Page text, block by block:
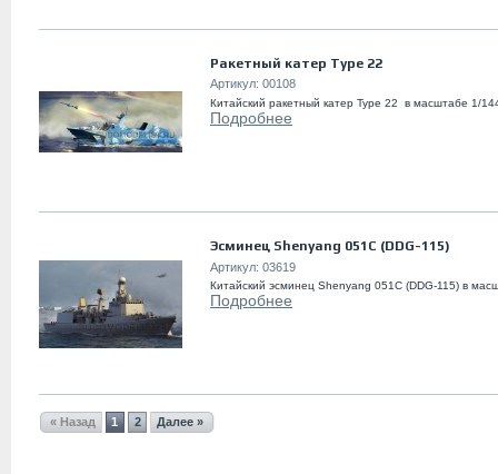
Ракетный катер Type 22
Артикул: 00108
Китайский ракетный катер Type 22 в масштабе 1/
Подробнее
Эсминец Shenyang 051C (DDG-115)
Артикул: 03619
Китайский эсминец Shenyang 051C (DDG-115) в
Подробнее
« Назад 1 2 Далее »